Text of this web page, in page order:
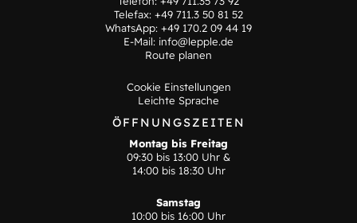
Telefax: +49 711.3 50 81 52
WhatsApp: +49 170.2 09 44 19
E-Mail: info@lepple.de
Route planen
Cookie Einstellungen
Leichte Sprache
ÖFFNUNGSZEITEN
Montag bis Freitag
09:30 bis 13:00 Uhr &
14:00 bis 18:30 Uhr
Samstag
10:00 bis 16:00 Uhr